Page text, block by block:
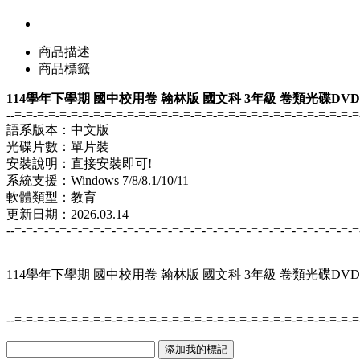
商品描述
商品標籤
114學年下學期 國中校用卷 翰林版 國文科 3年級 卷類光碟
--=-=-=-=-=-=-=-=-=-=-=-=-=-=-=-=-=-=-=-=-=-=-=-=-=-=-=-=-=-=-
語系版本：中文版
光碟片數：單片裝
安裝說明：直接安裝即可!
系統支援：Windows 7/8/8.1/10/11
軟體類型：教育
更新日期：2026.03.14
--=-=-=-=-=-=-=-=-=-=-=-=-=-=-=-=-=-=-=-=-=-=-=-=-=-=-=-=-=-=-
114學年下學期 國中校用卷 翰林版 國文科 3年級 卷類光碟
--=-=-=-=-=-=-=-=-=-=-=-=-=-=-=-=-=-=-=-=-=-=-=-=-=-=-=-=-=-=-